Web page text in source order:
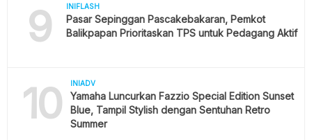
9 INIFLASH
Pasar Sepinggan Pascakebakaran, Pemkot
Balikpapan Prioritaskan TPS untuk Pedagang Aktif
10 INIADV
Yamaha Luncurkan Fazzio Special Edition Sunset
Blue, Tampil Stylish dengan Sentuhan Retro
Summer